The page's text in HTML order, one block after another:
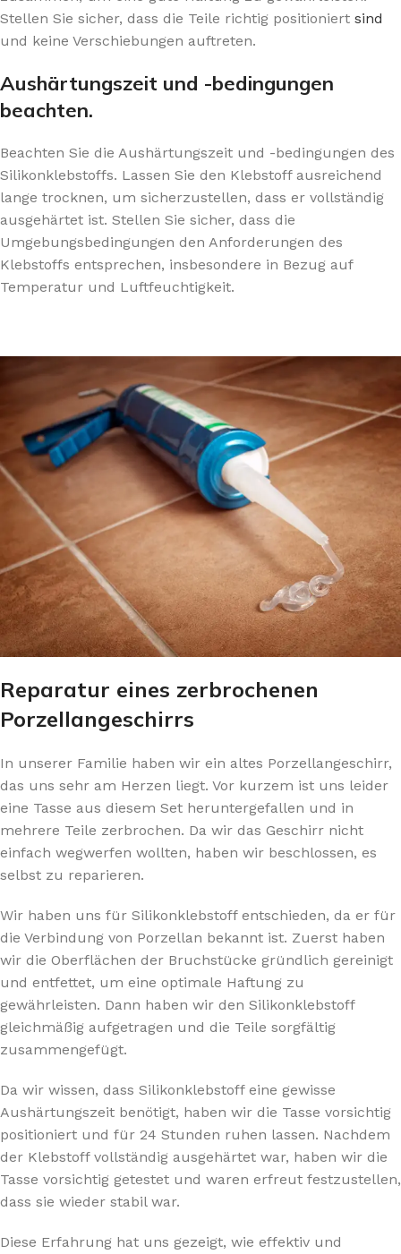
Stellen Sie sicher, dass die Teile richtig positioniert sind
und keine Verschiebungen auftreten.
Aushärtungszeit und -bedingungen
beachten.
Beachten Sie die Aushärtungszeit und -bedingungen des
Silikonklebstoffs. Lassen Sie den Klebstoff ausreichend
lange trocknen, um sicherzustellen, dass er vollständig
ausgehärtet ist. Stellen Sie sicher, dass die
Umgebungsbedingungen den Anforderungen des
Klebstoffs entsprechen, insbesondere in Bezug auf
Temperatur und Luftfeuchtigkeit.
Reparatur eines zerbrochenen
Porzellangeschirrs
In unserer Familie haben wir ein altes Porzellangeschirr,
das uns sehr am Herzen liegt. Vor kurzem ist uns leider
eine Tasse aus diesem Set heruntergefallen und in
mehrere Teile zerbrochen. Da wir das Geschirr nicht
einfach wegwerfen wollten, haben wir beschlossen, es
selbst zu reparieren.
Wir haben uns für Silikonklebstoff entschieden, da er für
die Verbindung von Porzellan bekannt ist. Zuerst haben
wir die Oberflächen der Bruchstücke gründlich gereinigt
und entfettet, um eine optimale Haftung zu
gewährleisten. Dann haben wir den Silikonklebstoff
gleichmäßig aufgetragen und die Teile sorgfältig
zusammengefügt.
Da wir wissen, dass Silikonklebstoff eine gewisse
Aushärtungszeit benötigt, haben wir die Tasse vorsichtig
positioniert und für 24 Stunden ruhen lassen. Nachdem
der Klebstoff vollständig ausgehärtet war, haben wir die
Tasse vorsichtig getestet und waren erfreut festzustellen,
dass sie wieder stabil war.
Diese Erfahrung hat uns gezeigt, wie effektiv und